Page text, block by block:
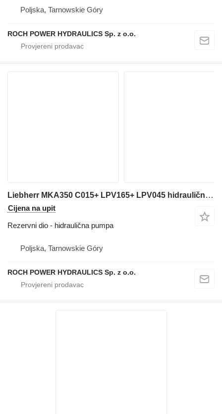
Poljska, Tarnowskie Góry
ROCH POWER HYDRAULICS Sp. z o.o.
Liebherr MKA350 C015+ LPV165+ LPV045 hidraulična pumpa za Liebherr 964 bagera
Cijena na upit
Rezervni dio - hidraulična pumpa
Poljska, Tarnowskie Góry
ROCH POWER HYDRAULICS Sp. z o.o.